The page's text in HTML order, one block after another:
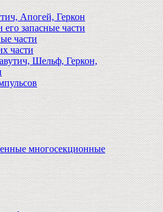
Апогей, Геркон
запасные части
части
части
Шельф, Геркон,
многосекционные